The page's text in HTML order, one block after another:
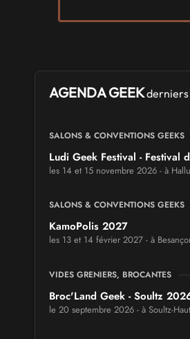
AGENDA GEEK
SALONS & CONVENTIONS GEEKS
Ludi Geek Festival - Festival
les 14 et 15 novembre 2026 - à
SALONS & CONVENTIONS GEEKS
KamoPolis 2027
les 13 et 14 février 2027 - à
VIDES GRENIERS, BROCANTES
Broc'Land Geek - Soultz
le 20 septembre 2026 - à Soultz-